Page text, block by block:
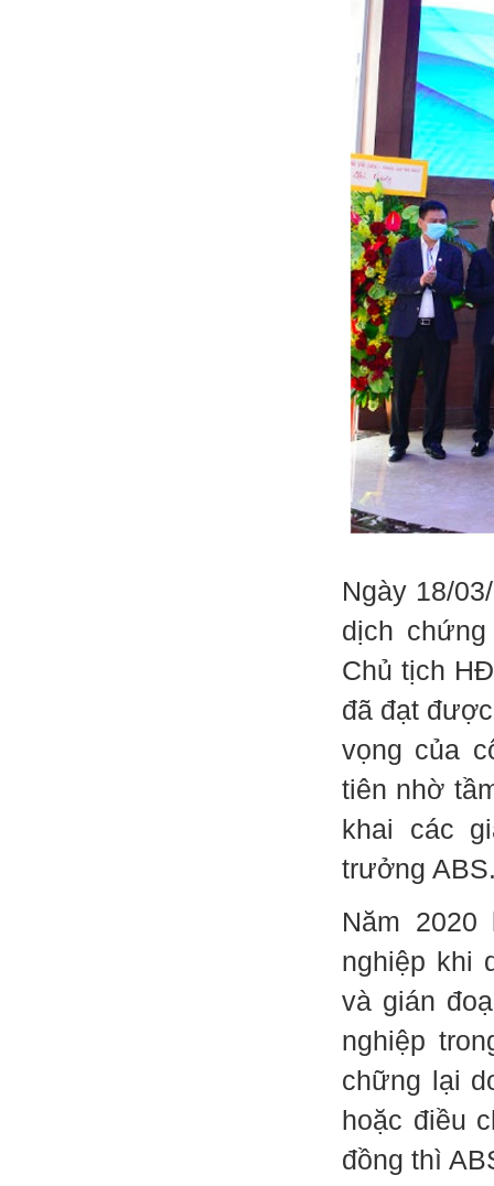
Ngày 18/
dịch
Chủ tịch
đã đạt
vọng của
tiên nhờ
khai các
trưởng
Năm
nghiệp khi
và gián
nghiệp
chững lại
hoặc điều
đồng thì